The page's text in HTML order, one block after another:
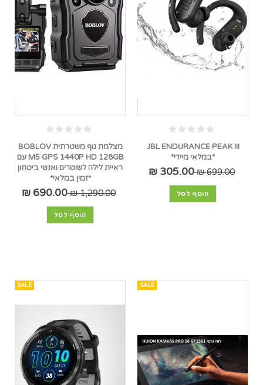
JBL ENDURANCE PEAK III
*במלאי מיידי*
699.00 ₪
305.00 ₪
הוסף לסל
מצלמת גוף משטרתית BOBLOV
M5 GPS 1440P HD 128GB עם
ראיית לילה לשוטרים ואנשי ביטחון
*זמין במלאי*
1,290.00 ₪
690.00 ₪
הוסף לסל
SALE
SALE